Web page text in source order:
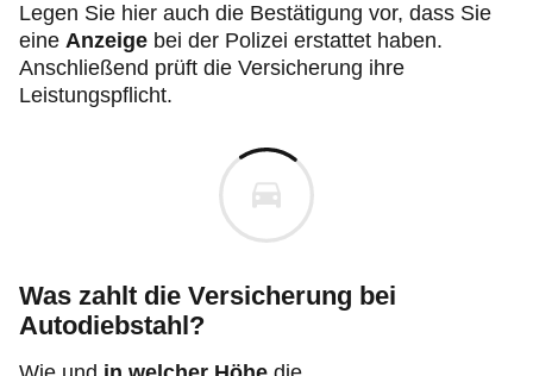
Legen Sie hier auch die Bestätigung vor, dass Sie
eine Anzeige bei der Polizei erstattet haben.
Anschließend prüft die Versicherung ihre
Leistungspflicht.
Was zahlt die Versicherung bei
Autodiebstahl?